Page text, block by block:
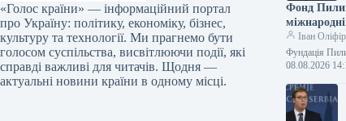
«Голос країни» — інформаційний портал
про Україну: політику, економіку, бізнес,
культуру та технології. Ми прагнемо бути
голосом суспільства, висвітлюючи події, які
справді важливі для читачів. Щодня —
актуальні новини країни в одному місці.
Фонд
Іван
Фундація
08.08.2026